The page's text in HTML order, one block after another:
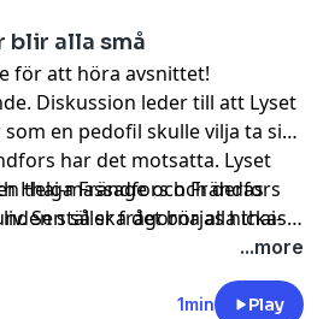
blir alla små
för att höra avsnittet!
Diskussion leder till att Lyset
en pedofil skulle vilja ta sig
har det motsatta. Lyset
thai-massage och Frändfors
ställer frågorna alla thai-
Helga Frändfors och deras
Sen så ska det börjas hickas
...more
1min Play